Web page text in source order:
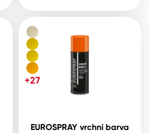
EUROSPRAY vrchní barva
+27